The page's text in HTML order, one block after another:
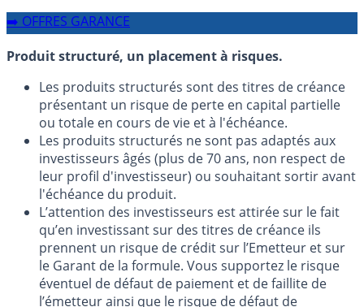
➡️ OFFRES GARANCE
Produit structuré, un placement à risques.
Les produits structurés sont des titres de créance
présentant un risque de perte en capital partielle
ou totale en cours de vie et à l'échéance.
Les produits structurés ne sont pas adaptés aux
investisseurs âgés (plus de 70 ans, non respect de
leur profil d'investisseur) ou souhaitant sortir avant
l'échéance du produit.
L’attention des investisseurs est attirée sur le fait
qu’en investissant sur des titres de créance ils
prennent un risque de crédit sur l’Emetteur et sur
le Garant de la formule. Vous supportez le risque
éventuel de défaut de paiement et de faillite de
l’émetteur ainsi que le risque de défaut de